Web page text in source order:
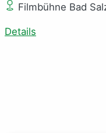
Filmbühne Bad
Details